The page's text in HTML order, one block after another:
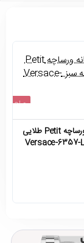
حراج
اتمام موجودی
ساعت زنانه ورساچه Petit طلایی